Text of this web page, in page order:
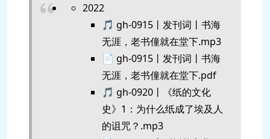
🎵 gh-20.0218丨《国家的视角》
2：数字化管理有什么问题？.mp3
📄 gh-20.0218丨《国家的视角》
2：数字化管理有什么问题？.pdf
🎵 gh-20.0219丨《国家的视角》
3：启蒙精英们犯了什么错？.mp3
📄 gh-20.0219丨《国家的视角》
3：启蒙精英们犯了什么错？.pdf
2022
🎵 gh-0915丨发刊词丨书海
无涯，老书僮就在堂下.mp3
📄 gh-0915丨发刊词丨书海
无涯，老书僮就在堂下.pdf
🎵 gh-0920丨《纸的文化
史》1：为什么纸成了埃及人
的诅咒？.mp3